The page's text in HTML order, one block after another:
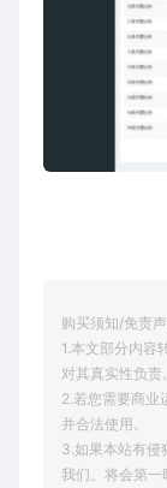
购买须知/免责
1.本文部分内容
对其真实性负责。
2.若您需要商业
并合法使用。
3.如果本站有侵
我们。将会第一